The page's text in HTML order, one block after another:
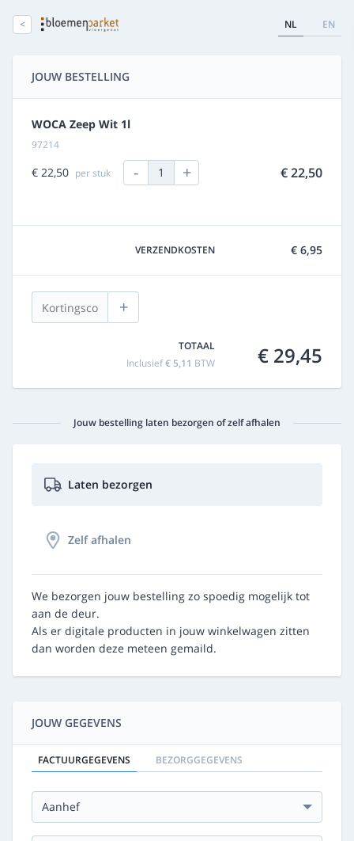
< NL EN
JOUW BESTELLING
WOCA Zeep Wit 1l
97214
€ 22,50 per stuk - 1 + € 22,50
VERZENDKOSTEN € 6,95
+
TOTAAL
Inclusief€ 5,11 BTW € 29,45
Jouw bestelling laten bezorgen of zelf afhalen
Laten bezorgen
Zelf afhalen
We bezorgen jouw bestelling zo spoedig mogelijk tot
aan de deur.
Als er digitale producten in jouw winkelwagen zitten
dan worden deze meteen gemaild.
JOUW GEGEVENS
FACTUURGEGEVENS BEZORGGEGEVENS